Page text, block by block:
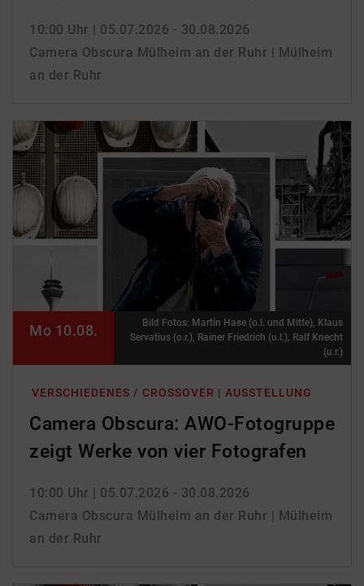
10:00 Uhr | 05.07.2026 - 30.08.2026
Camera Obscura Mülheim an der Ruhr | Mülheim
an der Ruhr
VERSCHIEDENES / CROSSOVER | AUSSTELLUNG
Camera Obscura: AWO-Fotogruppe
zeigt Werke von vier Fotografen
10:00 Uhr | 05.07.2026 - 30.08.2026
Camera Obscura Mülheim an der Ruhr | Mülheim
an der Ruhr
Mo 10.08.
Bild Fotos: Martin Hase (o.l. und Mitte), Klaus
Servatius (o.r.), Rainer Friedrich (u.l.), Ralf Knecht
(u.r.)